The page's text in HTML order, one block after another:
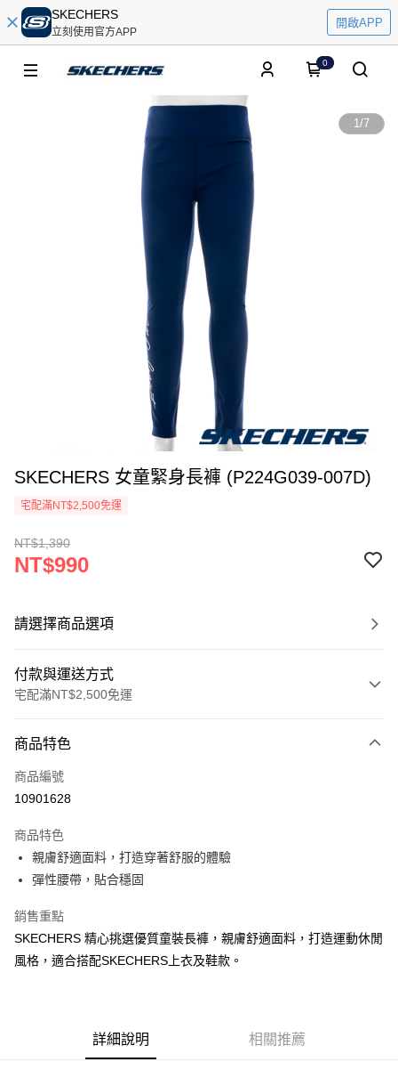
SKECHERS
立刻使用官方APP
開啟APP
0
1/7
SKECHERS 女童緊身長褲 (P224G039-007D)
宅配滿NT$2,500免運
NT$1,390
NT$990
請選擇商品選項
付款與運送方式
宅配滿NT$2,500免運
信用卡一次付款
LINE Pay
相關說明
【大哥付你分期使用說明】
1.本服務由台灣大哥大提供，台灣大哥大用戶可立即使用無須另外申請。
流程，驗證手機門號後，選擇欲分期的期數、繳款截止日，確認付款後即完
成交易。
3.實際核准額度、可分期數及費用金額請依後續交易確認頁面所載為準。
4.訂單成立30分鐘內，如未前往確認交易或遇審核未通過，訂單將自動取
ATM付款
運送方式
商品特色
商品編號
10901628
商品特色
親膚舒適面料，打造穿著舒服的體驗
彈性腰帶，貼合穩固
銷售重點
SKECHERS 精心挑選優質童裝長褲，親膚舒適面料，打造運動休閒
風格，適合搭配SKECHERS上衣及鞋款。
詳細說明 相關推薦